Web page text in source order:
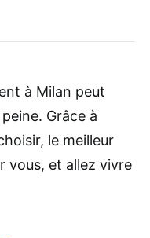
à Milan peut
Grâce à
le meilleur
vous, et allez vivre